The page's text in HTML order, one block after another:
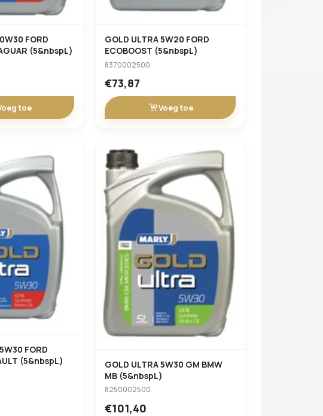
FORD
(5&nbspL)
toe
GOLD ULTRA 5W20 FORD
ECOBOOST (5&nbspL)
8370002500
€73,87
Voeg toe
FORD
(5&nbspL)
GOLD ULTRA 5W30 GM BMW
MB (5&nbspL)
8250002500
€101,40